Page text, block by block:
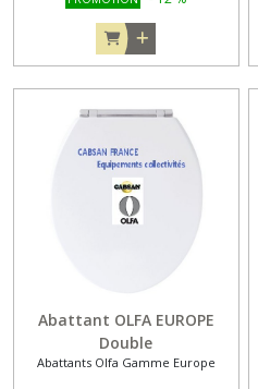
Abattant OLFA EUROPE
Double
Abattants Olfa Gamme Europe